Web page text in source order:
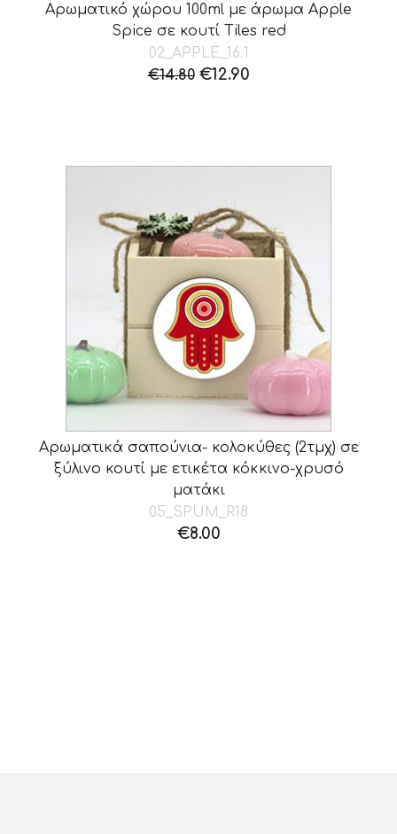
Αρωματικό χώρου 100ml με άρωμα Apple
Spice σε κουτί Τiles red
02_APPLE_16.1
€14.80 Original
€12.90Η
Αρωματικά σαπούνια- κολοκύθες (2τμχ) σε
ξύλινο κουτί με ετικέτα κόκκινο-χρυσό
ματάκι
05_SPUM_R18
€8.00